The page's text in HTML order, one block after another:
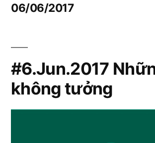
06/06/2017
#6.Jun.2017
không tưởng